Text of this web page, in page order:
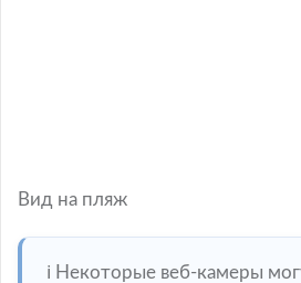
Вид на пляж
ℹ️ Некоторые веб-камеры